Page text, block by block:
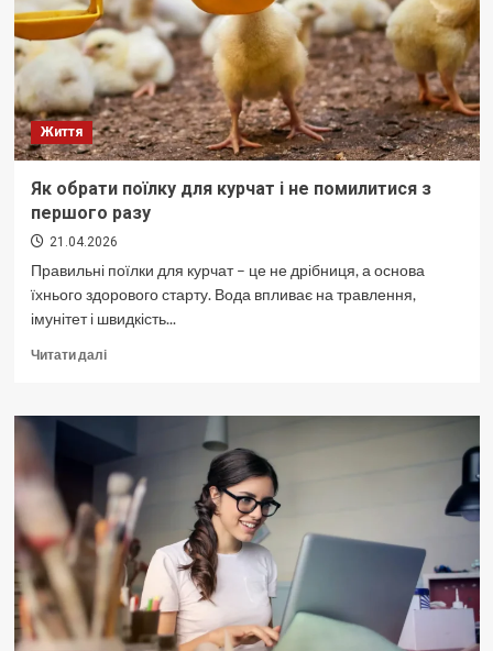
зняти
на
відео!
Життя
Як обрати поїлку для курчат і не помилитися з
першого разу
21.04.2026
Правильні поїлки для курчат – це не дрібниця, а основа
їхнього здорового старту. Вода впливає на травлення,
імунітет і швидкість...
Читати даліДокладніше
обрати
для
курчат
і
не
помилитися
першого
разу